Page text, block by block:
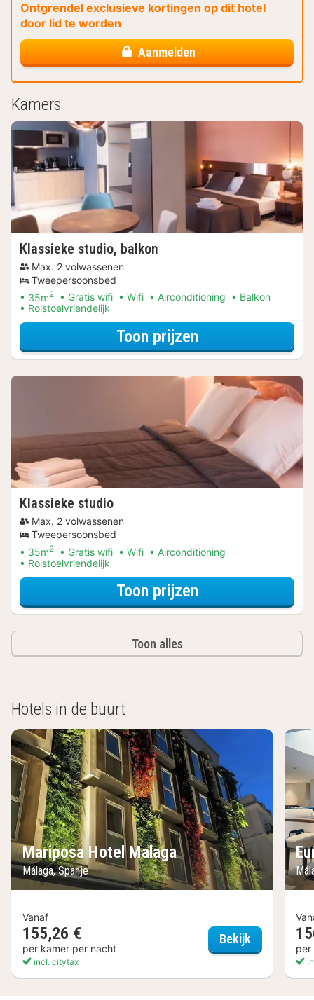
Ontgrendel exclusieve kortingen op dit hotel
door lid te worden
Aanmelden
Kamers
Klassieke studio, balkon
Max. 2 volwassenen
Tweepersoonsbed
35m2 Gratis wifi Wifi Airconditioning
Balkon
Rolstoelvriendelijk
Toon prijzenvoor Wellness
Klassieke studio
Max. 2 volwassenen
Tweepersoonsbed
35m2 Gratis wifi Wifi
Airconditioning
Rolstoelvriendelijk
Toon prijzenvoor Wellness
Toon alles
Hotels in de buurt
Mariposa Hotel Malaga
Málaga, Spanje
Vanaf
155,26 €
per kamer per nacht
incl. citytax
Bekijk Mariposa
per